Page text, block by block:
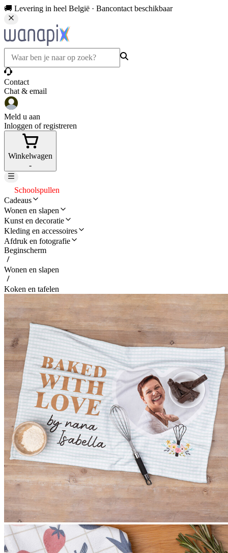
🚚 Levering in heel België · Bancontact beschikbaar
Contact
Chat & email
Meld u aan
Inloggen of registreren
Winkelwagen
-
Schoolspullen
Cadeaus
Wonen en slapen
Kunst en decoratie
Kleding en accessoires
Afdruk en fotografie
Beginscherm
Wonen en slapen
Koken en tafelen